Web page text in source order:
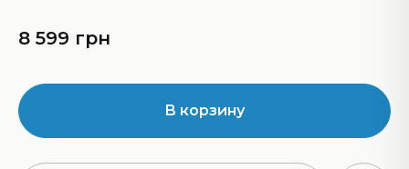
8 599 грн
В корзину